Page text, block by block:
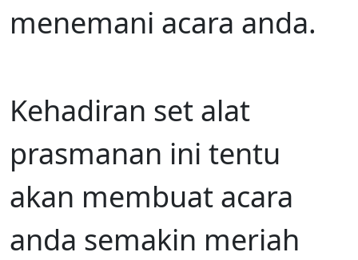
menemani acara anda.
Kehadiran set alat
prasmanan ini tentu
akan membuat acara
anda semakin meriah